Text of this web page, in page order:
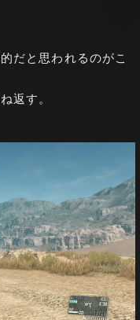
だと思われるのがこ
返す。